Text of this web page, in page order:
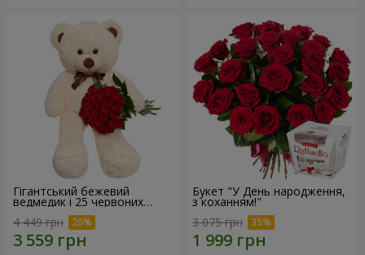
Гігантський бежевий
ведмедик і 25 червоних
троянд
4 449 грн
Букет "У День народження,
з коханням!"
3 075 грн